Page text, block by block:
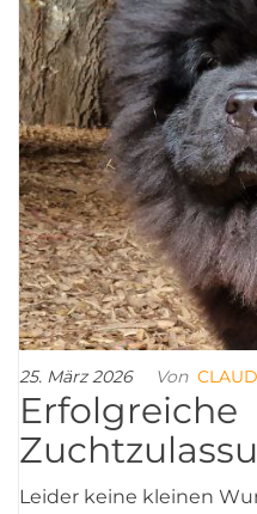
25. März 2026 Von
Erfolgreiche
Leider keine kleinen